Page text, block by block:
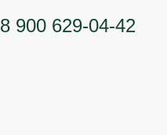
8 900 629-04-42